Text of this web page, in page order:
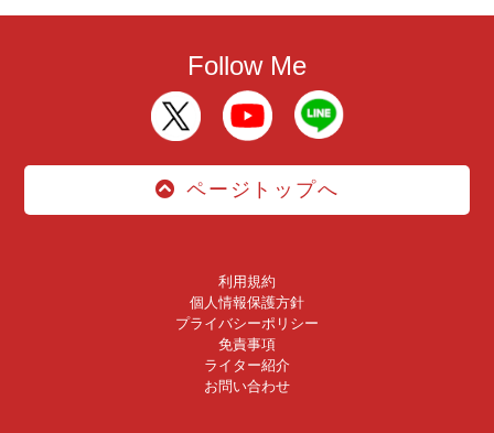
Follow Me
ページトップへ
利用規約
個人情報保護方針
プライバシーポリシー
免責事項
ライター紹介
お問い合わせ